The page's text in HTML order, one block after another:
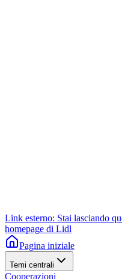
Link esterno: Stai lasciando
homepage di Lidl
Pagina iniziale
Temi centrali
Cooperazioni